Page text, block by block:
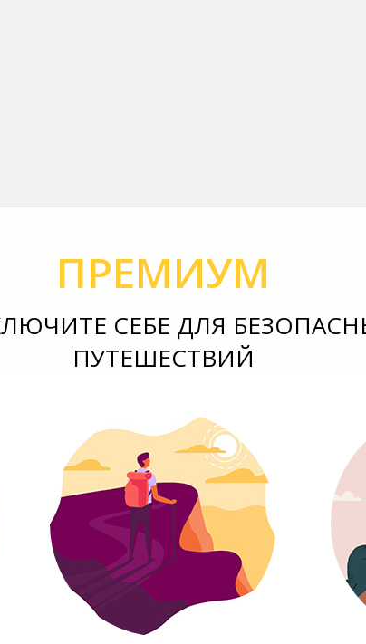
ПРЕМИУМ
СЕБЕ ДЛЯ
ПУТЕШЕСТВИЙ